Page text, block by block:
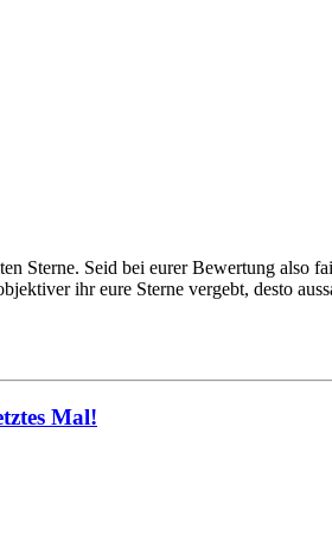
Sterne. Seid bei eurer Bewertung also
ihr eure Sterne vergebt, desto
Mal!